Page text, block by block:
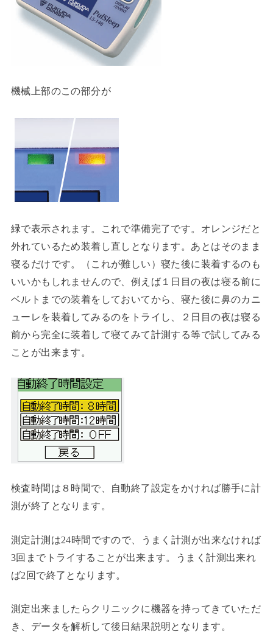
機械上部のこの部分が
緑で表示されます。これで準備完了です。オレンジだと
外れているため装着し直しとなります。あとはそのまま
寝るだけです。（これが難しい）寝た後に装着するのも
いいかもしれませんので、例えば１日目の夜は寝る前に
ベルトまでの装着をしておいてから、寝た後に鼻のカニ
ューレを装着してみるのをトライし、２日目の夜は寝る
前から完全に装着して寝てみて計測する等で試してみる
ことが出来ます。
検査時間は８時間で、自動終了設定をかければ勝手に計
測が終了となります。
測定計測は24時間ですので、うまく計測が出来なければ
3回までトライすることが出来ます。うまく計測出来れ
ば2回で終了となります。
測定出来ましたらクリニックに機器を持ってきていただ
き、データを解析して後日結果説明となります。